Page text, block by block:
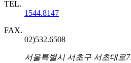
TEL.
1544.8147
FAX.
02)532.6508
서울특별시 서초구 서초대로